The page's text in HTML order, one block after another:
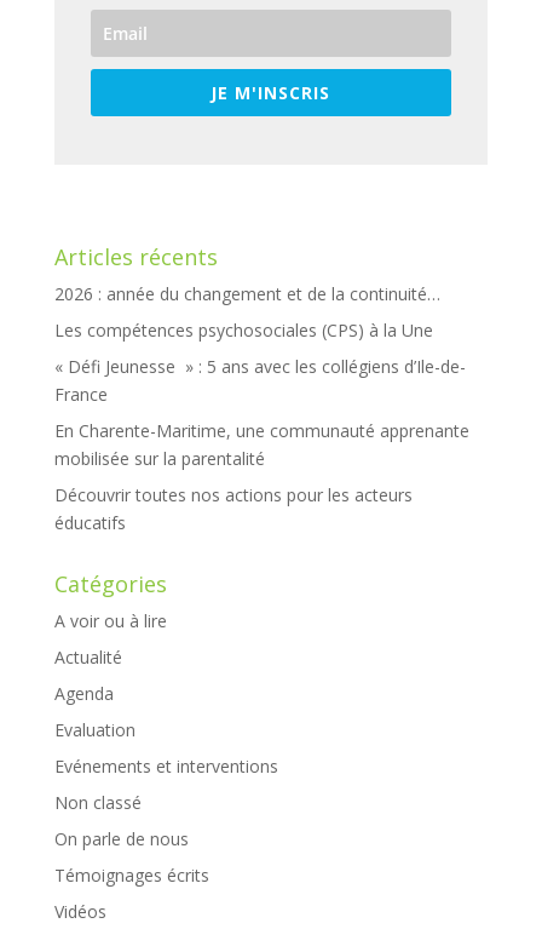
JE M'INSCRIS
Articles récents
2026 : année du changement et de la continuité…
Les compétences psychosociales (CPS) à la Une
« Défi Jeunesse » : 5 ans avec les collégiens d’Ile-de-
France
En Charente-Maritime, une communauté apprenante
mobilisée sur la parentalité
Découvrir toutes nos actions pour les acteurs
éducatifs
Catégories
A voir ou à lire
Actualité
Agenda
Evaluation
Evénements et interventions
Non classé
On parle de nous
Témoignages écrits
Vidéos